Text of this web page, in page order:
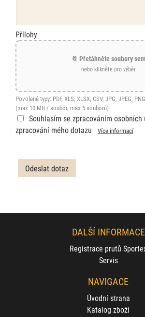
Přílohy
📎 Přetáhněte soubory sem
nebo klikněte pro výběr
Povolené typy: PDF, XLS, XLSX, CSV, JPG, JPEG,
(max 10 MB / soubor, max 5 souborů)
Souhlasím se zpracováním osobních
zpracování mého dotazu
Více informací
DALŠÍ INFORMACE
Registrace prutů
Servis
NAVIGACE
Úvodní strana
Katalog zboží